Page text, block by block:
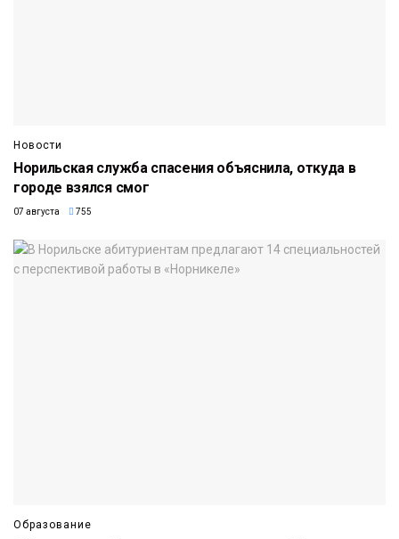
Новости
Норильская служба спасения объяснила, откуда в
городе взялся смог
07 августа 755
Образование